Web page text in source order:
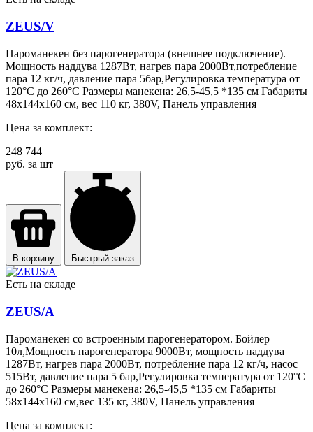
ZEUS/V
Пароманекен без парогенератора (внешнее подключение).
Мощность наддува 1287Вт, нагрев пара 2000Вт,потребление
пара 12 кг/ч, давление пара 5бар,Регулировка температура от
120°C до 260°C Размеры манекена: 26,5-45,5 *135 см Габариты
48х144х160 см, вес 110 кг, 380V, Панель управления
Цена за комплект:
248 744
руб. за шт
В корзину Быстрый заказ
Есть на складе
ZEUS/A
Пароманекен со встроенным парогенератором. Бойлер
10л,Мощность парогенератора 9000Вт, мощность наддува
1287Вт, нагрев пара 2000Вт, потребление пара 12 кг/ч, насос
515Вт, давление пара 5 бар,Регулировка температура от 120°C
до 260°C Размеры манекена: 26,5-45,5 *135 см Габариты
58х144х160 см,вес 135 кг, 380V, Панель управления
Цена за комплект: